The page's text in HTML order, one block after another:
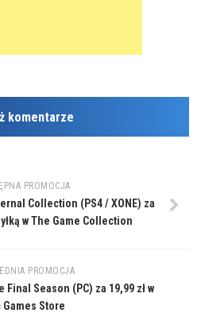
komentarze
PROMOCJA
Collection (PS4 / XONE) za
w The Game Collection
PROMOCJA
Season (PC) za 19,99 zł w
Games Store